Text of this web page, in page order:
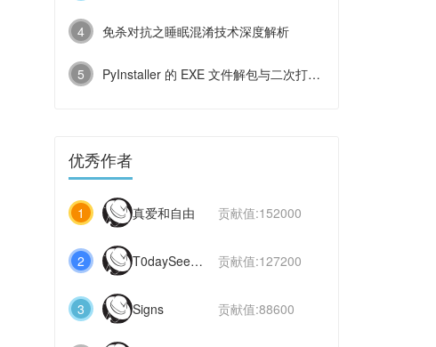
4 免杀对抗之睡眠混淆技术深度解析
5 PyInstaller 的 EXE 文件解包与二次打包技术浅探
优秀作者
1 真爱和自由 贡献值:152000
2 T0daySeeker 贡献值:127200
3 Signs 贡献值:88600